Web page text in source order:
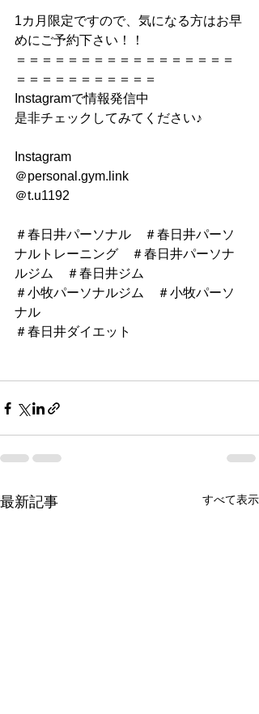
1カ月限定ですので、気になる方はお早
めにご予約下さい！！
＝＝＝＝＝＝＝＝＝＝＝＝＝＝＝＝＝
＝＝＝＝＝＝＝＝＝＝＝
Instagramで情報発信中
是非チェックしてみてください♪
Instagram
＠personal.gym.link
＠t.u1192
＃春日井パーソナル　＃春日井パーソ
ナルトレーニング　＃春日井パーソナ
ルジム　＃春日井ジム
＃小牧パーソナルジム　＃小牧パーソ
ナル
＃春日井ダイエット
最新記事 すべて表示